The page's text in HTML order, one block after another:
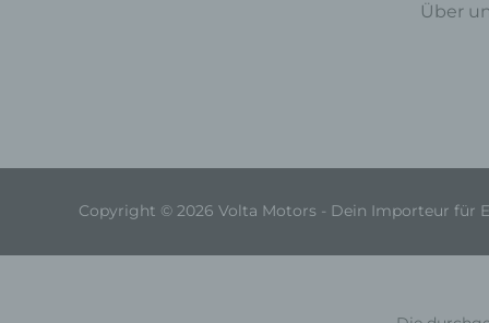
Über
Copyright © 2026 Volta Motors - Dein Importeur für